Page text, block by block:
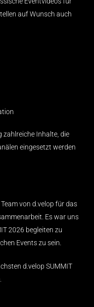
auf Wunsch auch
zahlreiche Inhalte, die
eingesetzt werden
von d.velop für das
Es war uns
2026 begleiten zu
Events zu sein.
d.velop SUMMIT